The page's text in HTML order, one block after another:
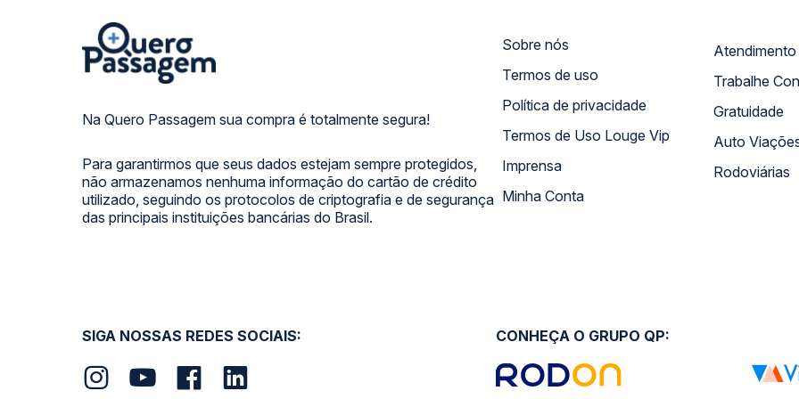
Na Quero Passagem sua compra é totalmente segura!
Para garantirmos que seus dados estejam sempre protegidos,
não armazenamos nenhuma informação do cartão de crédito
utilizado, seguindo os protocolos de criptografia e de segurança
das principais instituições bancárias do Brasil.
Sobre nós
Termos de uso
Política de privacidade
Termos de Uso Louge Vip
Imprensa
Minha Conta
Trabalhe
Gratuidade
Auto
Rodoviárias
SIGA NOSSAS REDES SOCIAIS: CONHEÇA O GRUPO QP: